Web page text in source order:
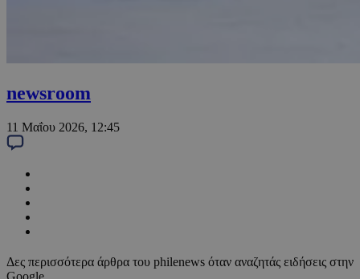
newsroom
11 Μαΐου 2026, 12:45
Δες περισσότερα άρθρα του philenews όταν αναζητάς ειδήσεις στην
Google